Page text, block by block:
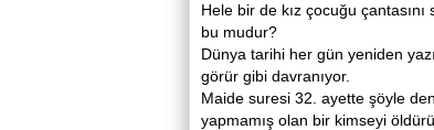
Hele bir de kız çocuğu
bu mudur?
Dünya tarihi her gün yeniden
görür gibi davranıyor.
Maide suresi 32. ayette şöyle
yapmamış olan bir kimseyi